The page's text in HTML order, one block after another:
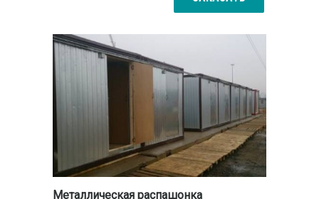
Металлическая распашонка